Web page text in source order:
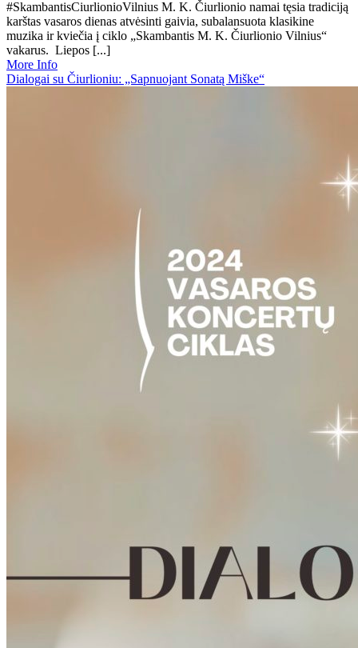
#SkambantisCiurlionioVilnius M. K. Čiurlionio namai tęsia tradiciją
karštas vasaros dienas atvėsinti gaivia, subalansuota klasikine
muzika ir kviečia į ciklo „Skambantis M. K. Čiurlionio Vilnius“
vakarus. Liepos [...]
More Info
Dialogai su Čiurlioniu: „Sapnuojant Sonatą Miške“